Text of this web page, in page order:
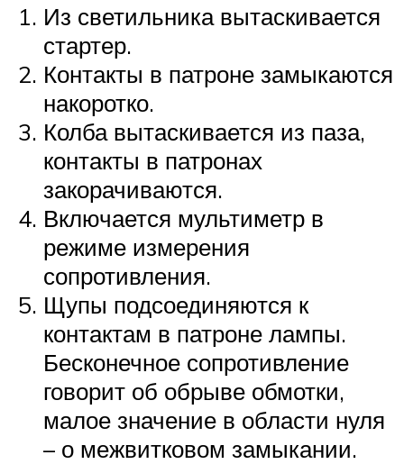
Из светильника вытаскивается
стартер.
Контакты в патроне замыкаются
накоротко.
Колба вытаскивается из паза,
контакты в патронах
закорачиваются.
Включается мультиметр в
режиме измерения
сопротивления.
Щупы подсоединяются к
контактам в патроне лампы.
Бесконечное сопротивление
говорит об обрыве обмотки,
малое значение в области нуля
– о межвитковом замыкании.